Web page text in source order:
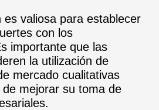
es valiosa para establecer
con los
importante que las
la utilización de
mercado cualitativas
mejorar su toma de